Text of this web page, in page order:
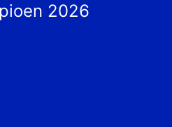
2026